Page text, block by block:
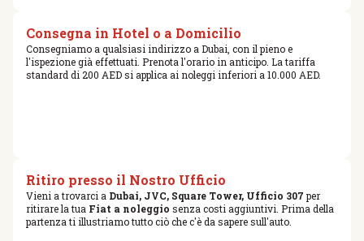
Consegna in Hotel o a Domicilio
Consegniamo a qualsiasi indirizzo a Dubai, con il pieno e
l'ispezione già effettuati. Prenota l'orario in anticipo. La tariffa
standard di 200 AED si applica ai noleggi inferiori a 10.000 AED.
Ritiro presso il Nostro Ufficio
Vieni a trovarci a Dubai, JVC, Square Tower, Ufficio 307per
ritirare la tua Fiat a noleggio senza costi aggiuntivi. Prima della
partenza ti illustriamo tutto ciò che c'è da sapere sull'auto.